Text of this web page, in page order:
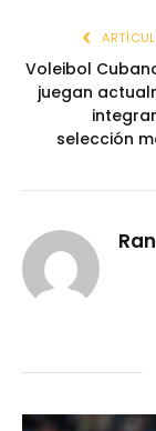
Voleibol
juegan
selección